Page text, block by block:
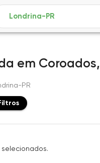
em Coroados,
PR